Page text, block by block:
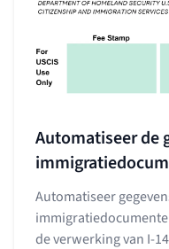
Automatiseer de
Automatiseer
de verwerking van I-